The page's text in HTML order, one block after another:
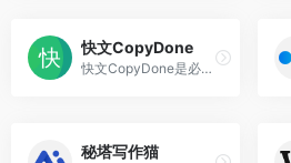
快文CopyDone
快文CopyDone是必优科技旗下AI原创营销文案写作神器
秘塔写作猫